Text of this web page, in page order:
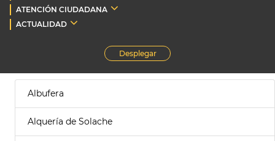
ATENCIÓN CIUDADANA
ACTUALIDAD
Desplegar
Albufera
Alquería de Solache